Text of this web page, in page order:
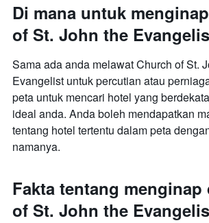
Di mana untuk
of St. John the
Sama ada anda melawat Church of St.
Evangelist untuk percutian atau
peta untuk mencari hotel yang
ideal anda. Anda boleh mendapatkan
tentang hotel tertentu dalam peta
namanya.
Fakta tentang menginap
of St. John the